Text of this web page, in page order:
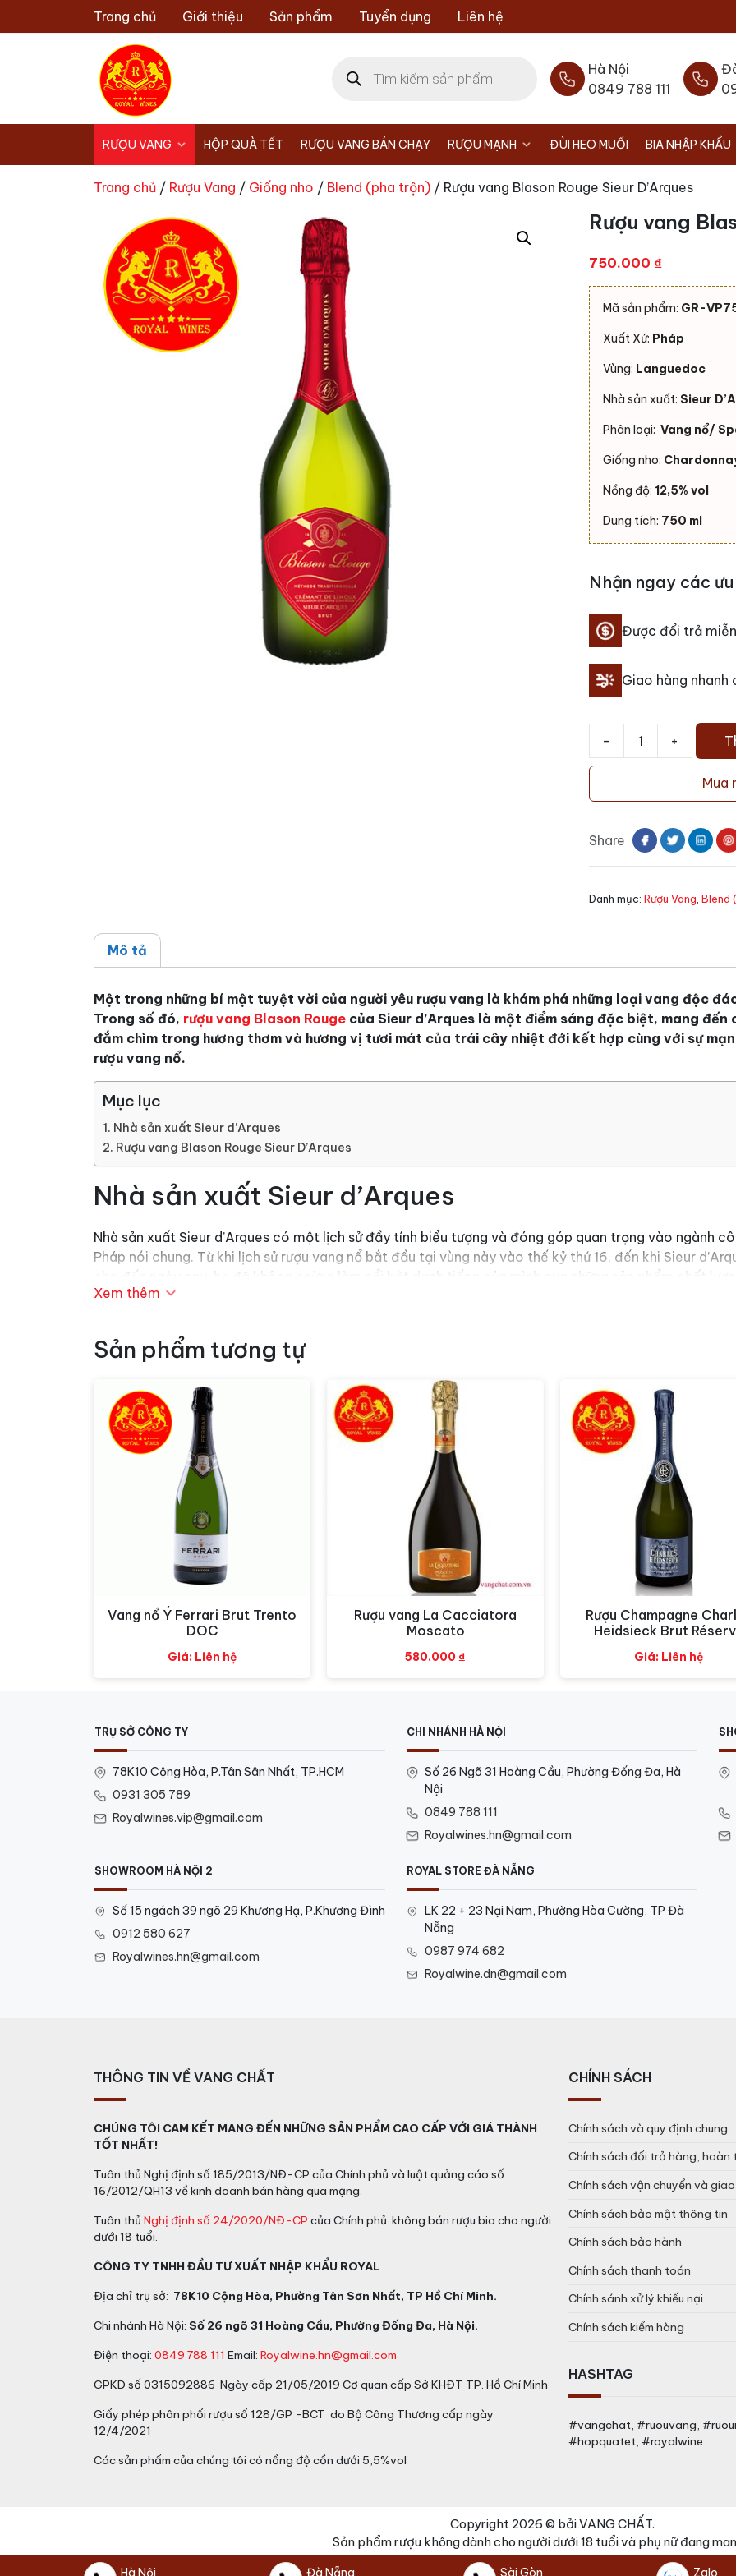
đến
Trang chủ Giới thiệu Sản phẩm Tuyển dụng Liên hệ
kiếm
sản
Hà Nội
0849 788 111
RƯỢU VANG HỘP QUÀ TẾT RƯỢU VANG BÁN CHẠY RƯỢU MẠNH ĐÙI HEO MUỐI BIA NHẬP KHẨU
Trang chủ / Rượu Vang / Giống nho / Blend (pha trộn) / Rượu vang Blason Rouge Sieur D’Arques
Rượu vang
750.000 ₫
Mã sản phẩm: GR-
Xuất Xứ: Pháp
Vùng: Languedoc
Nhà sản xuất: Sieur
Phân loại: Vang nổ/
Giống nho:
Nồng độ: 12,5% vol
Dung tích: 750 ml
Nhận ngay các
Được đổi trả
Giao hàng nhanh
-
vang
D'Arques
số
+
Mua
Share
Danh mục: Rượu Vang Blend
Mô tả
Một trong những bí mật tuyệt vời của người yêu rượu vang là khám phá những loại vang độc
Trong số đó, rượu vang Blason Rouge của Sieur d’Arques là một điểm sáng đặc biệt, mang
đắm chìm trong hương thơm và hương vị tươi mát của trái cây nhiệt đới kết hợp cùng với sự
rượu vang nổ.
Mục lục
Nhà sản xuất Sieur d’Arques
Rượu vang Blason Rouge Sieur D’Arques
Nhà sản xuất Sieur d’Arques
Nhà sản xuất Sieur d’Arques có một lịch sử đầy tính biểu tượng và đóng góp quan trọng vào ngành
Pháp nói chung. Từ khi lịch sử rượu vang nổ bắt đầu tại vùng này vào thế kỷ thứ 16, đến khi Sieur
cho đến ngày nay, họ đã không ngừng làm nổi bật danh tiếng của mình qua những sản phẩm chất
lượng, đại diện cho sự tinh túy và vẻ đẹp của vùng Languedoc.
Với sự cam kết về chất lượng và truyền thống, rượu vang nổ của Sieur d’Arques đã trở thành một
giới biết đến và ngưỡng mộ. Điều này thể hiện sự kỳ công và đam mê của họ trong việc tạo ra những
phú thêm di sản văn hóa và ẩm thực của Pháp.
Rượu vang Blason Rouge Sieur D’Arques
Blason Rouge của Sieur d’Arques có hương vị đặc biệt và lôi cuốn. Với sắc vàng kết hợp
ra một hình ảnh rực rỡ và quyến rũ. Hương thơm của Blason Rouge là một sự kết hợp hoàn hảo giữa
một sự hấp dẫn và phức tạp. Hương của chanh dây, cam và bưởi mang lại một sự tươi mới và sảng
cho nó trở nên tinh tế và đằm thắm.
Khi thưởng thức, Blason Rouge mang lại một trải nghiệm hương vị tròn đầy và tươi mát. Với vị kem
giác tươi mới và sống động trên đầu lưỡi, trong khi vị của rượu mạnh mẽ và cân bằng tốt tạo ra một
tuyệt vời cho những người yêu thích rượu vang nổ với hương vị tươi mát và phức tạp.
Xem thêm
Sản phẩm tương tự
Xem nhanh
Vang nổ Ý Ferrari Brut Trento
DOC
Giá: Liên hệ
Xem nhanh
Rượu vang La Cacciatora
Moscato
580.000 ₫
Xem nhanh
Rượu Champagne
Heidsieck Brut
Giá: Liên hệ
TRỤ SỞ CÔNG TY
78K10 Cộng Hòa, P.Tân Sân Nhất, TP.HCM
0931 305 789
Royalwines.vip@gmail.com
CHI NHÁNH HÀ NỘI
Số 26 Ngõ 31 Hoàng Cầu, Phường Đống Đa, Hà
Nội
0849 788 111
Royalwines.hn@gmail.com
SHOWROOM HÀ NỘI 2
Số 15 ngách 39 ngõ 29 Khương Hạ, P.Khương Đình
0912 580 627
Royalwines.hn@gmail.com
ROYAL STORE ĐÀ NẴNG
LK 22 + 23 Nại Nam, Phường Hòa Cường, TP Đà
Nẵng
0987 974 682
Royalwine.dn@gmail.com
THÔNG TIN VỀ VANG CHẤT
CHÚNG TÔI CAM KẾT MANG ĐẾN NHỮNG SẢN PHẨM CAO CẤP VỚI GIÁ THÀNH
TỐT NHẤT!
Tuân thủ Nghị định số 185/2013/NĐ-CP của Chính phủ và luật quảng cáo số
16/2012/QH13 về kinh doanh bán hàng qua mạng.
Tuân thủ Nghị định số 24/2020/NĐ-CP của Chính phủ: không bán rượu bia cho người
dưới 18 tuổi.
CÔNG TY TNHH ĐẦU TƯ XUẤT NHẬP KHẨU ROYAL
Địa chỉ trụ sở: 78K10 Cộng Hòa, Phường Tân Sơn Nhất, TP Hồ Chí Minh.
Chi nhánh Hà Nội: Số 26 ngõ 31 Hoàng Cầu, Phường Đống Đa, Hà Nội.
Điện thoại: 0849 788 111 Email: Royalwine.hn@gmail.com
GPKD số 0315092886 Ngày cấp 21/05/2019 Cơ quan cấp Sở KHĐT TP. Hồ Chí Minh
Giấy phép phân phối rượu số 128/GP -BCT do Bộ Công Thương cấp ngày
12/4/2021
Các sản phẩm của chúng tôi có nồng độ cồn dưới 5,5%vol
CHÍNH SÁCH
Chính sách và quy định chung
Chính sách đổi trả hàng, hoàn
Chính sách vận chuyển và
Chính sách bảo mật thông tin
Chính sách bảo hành
Chính sách thanh toán
Chính sánh xử lý khiếu nại
Chính sách kiểm hàng
HASHTAG
#vangchat, #ruouvang,
#hopquatet, #royalwine
Copyright 2026 © bởi VANG CHẤT.
Sản phẩm rượu không dành cho người dưới 18 tuổi và phụ nữ đang
Hà Nội Đà Nẵng Sài Gòn Zalo